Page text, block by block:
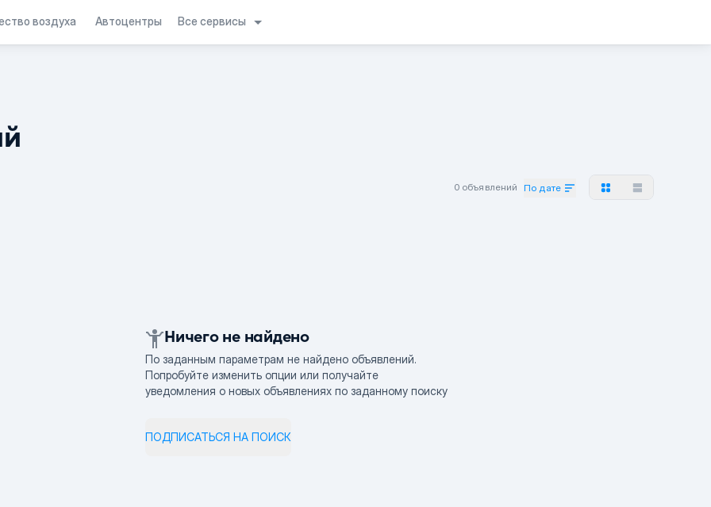
воздуха Автоцентры Все сервисы
0 объявлений По дате
Ничего не найдено
По заданным параметрам не найдено объявлений.
Попробуйте изменить опции или получайте
уведомления о новых объявлениях по заданному поиску
ПОДПИСАТЬСЯ НА ПОИСК